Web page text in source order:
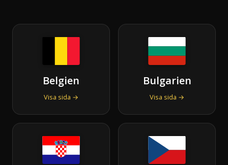
Belgien
Visa sida →
Bulgarien
Visa sida →